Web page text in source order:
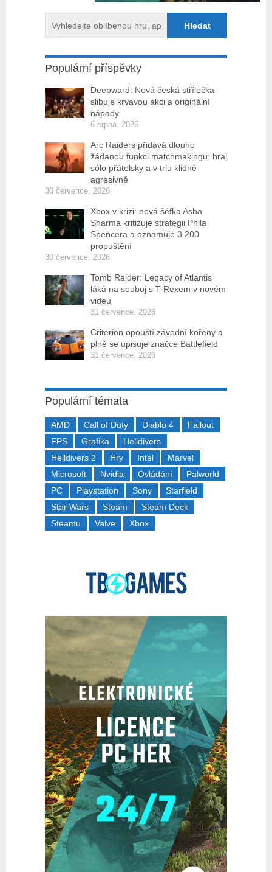
Populární příspěvky
Deepward: Nová česká střílečka
slibuje krvavou akci a originální
nápady
6 srpna, 2026
Arc Raiders přidává dlouho
žádanou funkci matchmakingu: hraj
sólo přátelsky a v triu klidně
agresivně
30 července, 2026
Xbox v krizi: nová šéfka Asha
Sharma kritizuje strategii Phila
Spencera a oznamuje 3 200
propuštění
30 července, 2026
Tomb Raider: Legacy of Atlantis
láká na souboj s T-Rexem v novém
videu
31 července, 2026
Criterion opouští závodní kořeny a
plně se upisuje značce Battlefield
31 července, 2026
Populární témata
AMD Call of Duty Diablo 4
Fallout
FPS
Grafika
Helldivers
Helldivers 2
Hry Intel
Marvel
Microsoft
Nvidia Ovládání
Palworld
PC
Playstation Sony
Starfield
Star Wars
Steam
Steam Deck
Steamu
Valve Xbox